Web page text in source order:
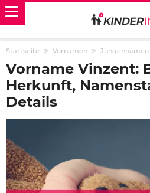
Startseite Vornamen Jungennamen
Vorname Vinzent:
Herkunft,
Details